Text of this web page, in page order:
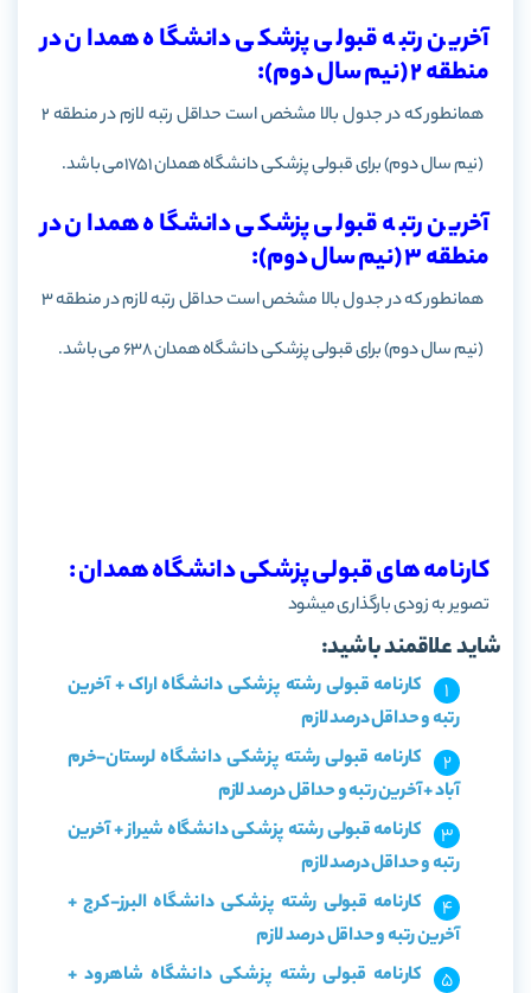
آخرین رتبه قبولی پزشکی دانشگاه همدان در
منطقه 2 (نیم سال دوم):
همانطور که در جدول بالا مشخص است حداقل رتبه لازم در منطقه 2
(نیم سال دوم)برای قبولی پزشکی دانشگاههمدان1751می باشد.
آخرین رتبه قبولی پزشکی دانشگاه همدان در
منطقه 3 (نیم سال دوم):
همانطور که در جدول بالا مشخص است حداقل رتبه لازم در منطقه 3
(نیم سال دوم)برای قبولی پزشکی دانشگاههمدان638 می باشد.
کارنامه های قبولی پزشکی دانشگاه همدان :
تصویر به زودی بارگذاری میشود
شاید علاقمند باشید:
کارنامه قبولی رشته پزشکی دانشگاه اراک + آخرین
رتبه و حداقل درصد لازم
کارنامه قبولی رشته پزشکی دانشگاه لرستان-خرم
آباد + آخرین رتبه و حداقل درصد لازم
کارنامه قبولی رشته پزشکی دانشگاه شیراز + آخرین
رتبه و حداقل درصد لازم
کارنامه قبولی رشته پزشکی دانشگاه البرز-کرج +
آخرین رتبه و حداقل درصد لازم
کارنامه قبولی رشته پزشکی دانشگاه شاهرود +